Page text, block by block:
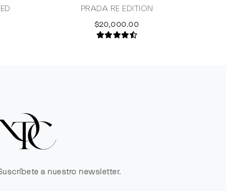
PRADA RE EDITION
$20,000.00
a nuestro newsletter.